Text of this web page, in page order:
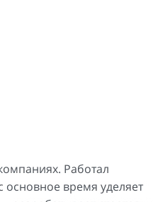
Работал
основное время уделяет